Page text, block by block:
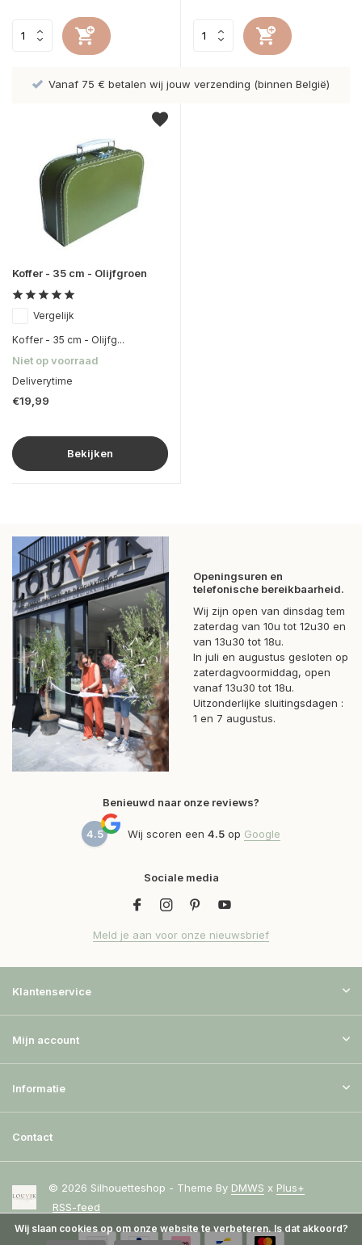
Vanaf 75 € betalen wij jouw verzending (binnen België)
Koffer - 35 cm - Olijfgroen
Vergelijk
Koffer - 35 cm - Olijfg...
Niet op voorraad
Deliverytime
€19,99
Bekijken
Openingsuren en
telefonische bereikbaarheid.
Wij zijn open van dinsdag tem
zaterdag van 10u tot 12u30 en
van 13u30 tot 18u.
In juli en augustus gesloten op
zaterdagvoormiddag, open
vanaf 13u30 tot 18u.
Uitzonderlijke sluitingsdagen :
1 en 7 augustus.
Benieuwd naar onze reviews?
4.5 Wij scoren een 4.5 op Google
Sociale media
Meld je aan voor onze nieuwsbrief
Klantenservice
Mijn account
Informatie
Contact
© 2026 Silhouetteshop - Theme By DMWS x Plus+
RSS-feed
Wij slaan cookies op om onze website te verbeteren. Is dat akkoord?